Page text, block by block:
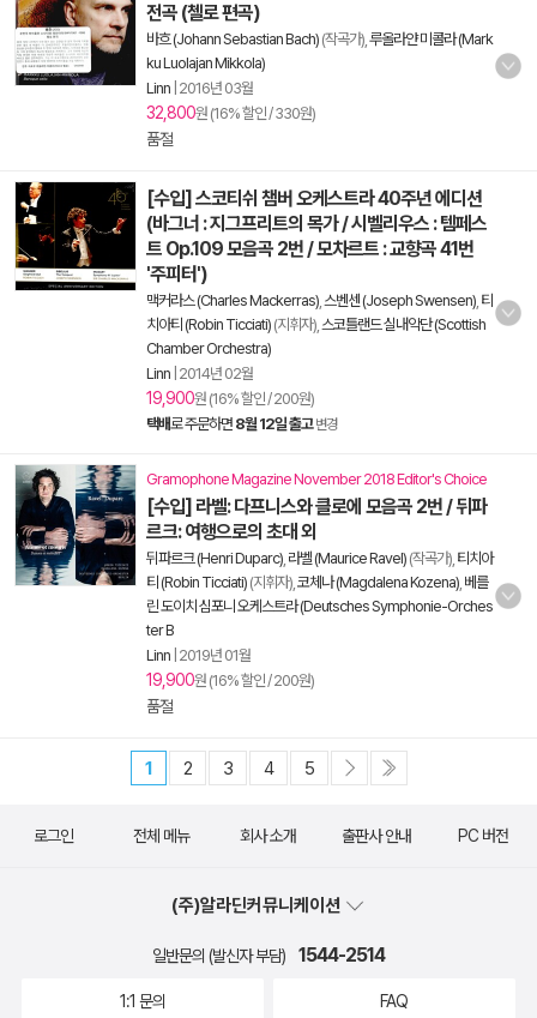
전곡 (첼로 편곡)
바흐 (Johann Sebastian Bach) (작곡가), 루올라얀 미콜라 (Mark
ku Luolajan Mikkola)
Linn 2016년 03월
32,800원 (16% 할인 / 330원)
품절
[수입] 스코티쉬 챔버 오케스트라 40주년 에디션
(바그너 : 지그프리트의 목가 / 시벨리우스 : 템페스
트 Op.109 모음곡 2번 / 모차르트 : 교향곡 41번
'주피터')
맥커라스 (Charles Mackerras) 스벤센 (Joseph Swensen) 티
치아티 (Robin Ticciati) (지휘자), 스코틀랜드 실내악단 (Scottish
Chamber Orchestra)
Linn 2014년 02월
19,900원 (16% 할인 / 200원)
택배로 주문하면 8월 12일 출고 변경
Gramophone Magazine November 2018 Editor's Choice
[수입] 라벨: 다프니스와 클로에 모음곡 2번 / 뒤파
르크: 여행으로의 초대 외
뒤파르크 (Henri Duparc) 라벨 (Maurice Ravel) (작곡가), 티치아
티 (Robin Ticciati) (지휘자), 코체나 (Magdalena Kozena) 베를
린 도이치 심포니 오케스트라 (Deutsches Symphonie-Orches
ter B
Linn 2019년 01월
19,900원 (16% 할인 / 200원)
품절
1 2 3 4 5
로그인 전체 메뉴 회사 소개 출판사 안내 PC 버전
(주)알라딘커뮤니케이션
일반문의 (발신자 부담) 1544-2514
1:1 문의 FAQ